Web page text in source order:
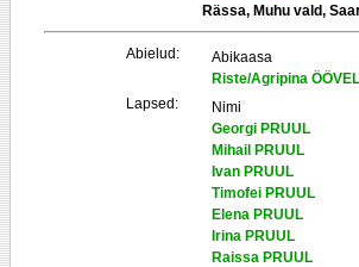
Rässa, Muhu vald,
Abielud: Abikaasa
Riste/Agripina ÖÖVEL
Lapsed:
Nimi
Georgi PRUUL
Mihail PRUUL
Ivan PRUUL
Timofei PRUUL
Elena PRUUL
Irina PRUUL
Raissa PRUUL